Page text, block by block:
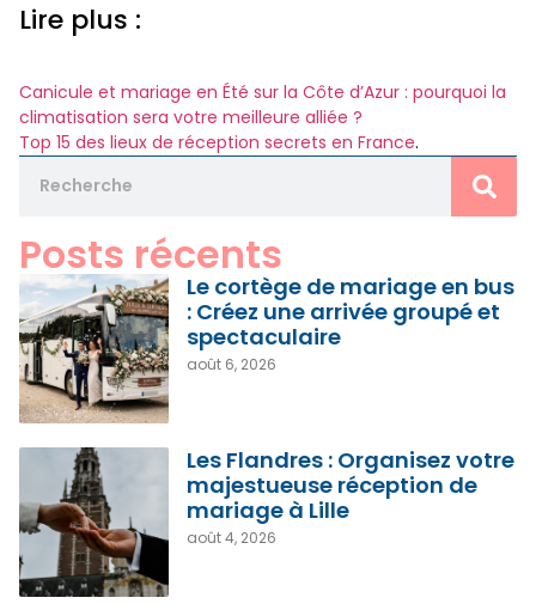
Lire plus :
Canicule et mariage en Été sur la Côte d’Azur : pourquoi la
climatisation sera votre meilleure alliée ?
Top 15 des lieux de réception secrets en France.
Posts récents
Le cortège de mariage en bus
: Créez une arrivée groupé et
spectaculaire
août 6, 2026
Les Flandres : Organisez votre
majestueuse réception de
mariage à Lille
août 4, 2026